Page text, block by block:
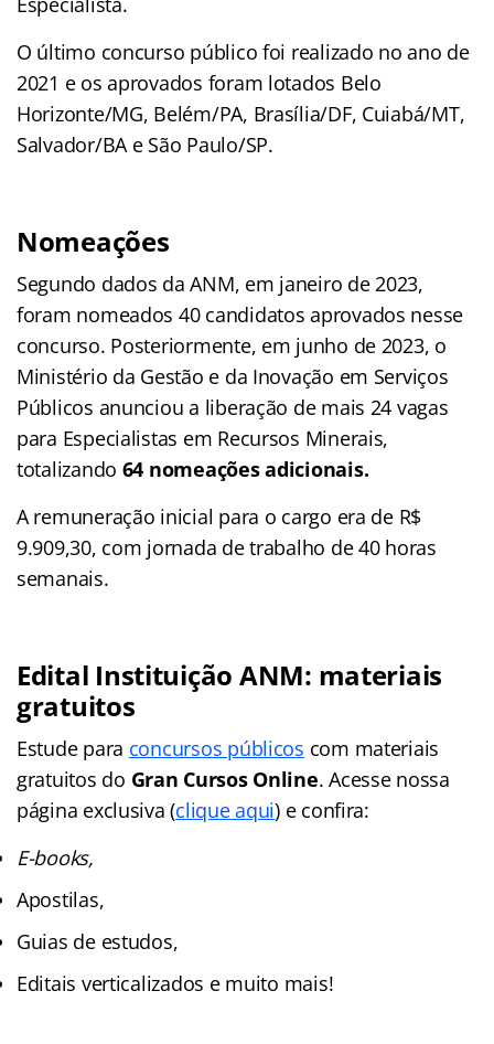
O último concurso público foi realizado no ano de
2021 e os aprovados foram lotados Belo
Horizonte/MG, Belém/PA, Brasília/DF, Cuiabá/MT,
Salvador/BA e São Paulo/SP.
Nomeações
Segundo dados da ANM, em janeiro de 2023,
foram nomeados 40 candidatos aprovados nesse
concurso. Posteriormente, em junho de 2023, o
Ministério da Gestão e da Inovação em Serviços
Públicos anunciou a liberação de mais 24 vagas
para Especialistas em Recursos Minerais,
totalizando 64 nomeações adicionais.
A remuneração inicial para o cargo era de R$
9.909,30, com jornada de trabalho de 40 horas
semanais.
Edital Instituição ANM: materiais
gratuitos
Estude para concursos públicos com materiais
gratuitos do Gran Cursos Online. Acesse nossa
página exclusiva (clique aqui) e confira:
E-books,
Apostilas,
Guias de estudos,
Editais verticalizados e muito mais!